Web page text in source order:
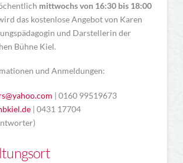
mittwochs von 16:30 bis 18:00
das kostenlose Angebot von Karen
und Darstellerin der
Bühne Kiel.
und Anmeldungen:
| 0160 99519673
| 0431 17704